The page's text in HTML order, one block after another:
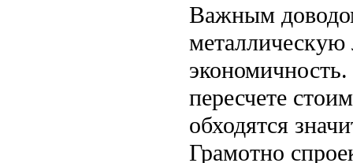
Важным
металлическую
пересчете
обходятся
Грамотно